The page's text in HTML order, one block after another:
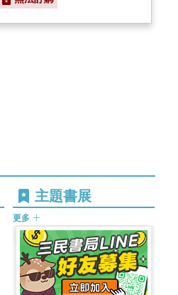
主題書展
更多